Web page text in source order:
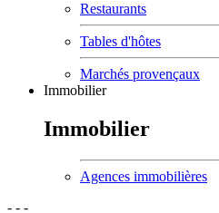
Restaurants
Tables d'hôtes
Marchés provençaux
Immobilier
Immobilier
Agences immobilières
- - -